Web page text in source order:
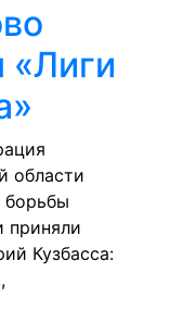
«Лиги
мая
в
области
борьбы
приняли
Кузбасса: